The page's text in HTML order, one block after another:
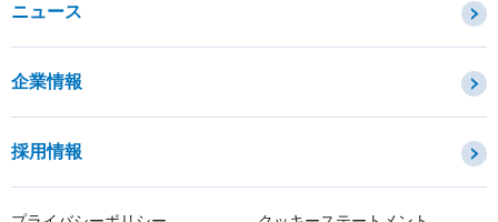
OTセキュリティ
IoTプロダクトセキュリティ
ニュース
企業情報
採用情報